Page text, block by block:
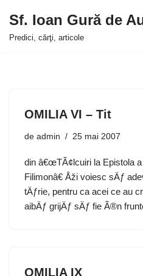
Sari
Sf. Ioan Gură de
Predici, cărţi, articole
OMILIA VI – Tit
de admin 25 mai 2007
din â€œTÃ¢lcuiri la Epistola
Filimonâ€ Åži voiesc sÄƒ
tÄƒrie, pentru ca acei ce au
aibÄƒ grijÄƒ sÄƒ fie Ã®n
OMILIA IX